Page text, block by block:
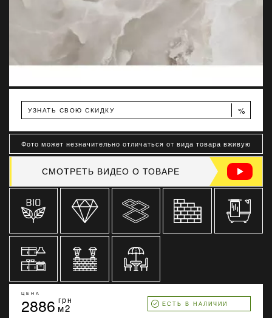
УЗНАТЬ СВОЮ СКИДКУ %
Фото может незначительно отличаться от вида товара вживую
СМОТРЕТЬ ВИДЕО О ТОВАРЕ
ЦЕНА
2886 грн
м2 ЕСТЬ В НАЛИЧИИ